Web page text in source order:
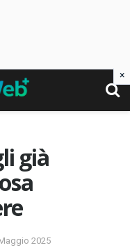
già
2025
×